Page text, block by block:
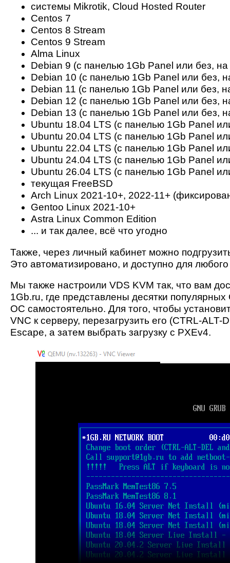
системы Mikrotik, Cloud Hosted Router
Centos 7
Centos 8 Stream
Centos 9 Stream
Alma Linux
Debian 9 (с панелью 1Gb Panel или без,
Debian 10 (с панелью 1Gb Panel или без,
Debian 11 (с панелью 1Gb Panel или без,
Debian 12 (с панелью 1Gb Panel или без,
Debian 13 (с панелью 1Gb Panel или без,
Ubuntu 18.04 LTS (с панелью 1Gb Panel
Ubuntu 20.04 LTS (с панелью 1Gb Panel
Ubuntu 22.04 LTS (с панелью 1Gb Panel
Ubuntu 24.04 LTS (с панелью 1Gb Panel
Ubuntu 26.04 LTS (с панелью 1Gb Panel
текущая FreeBSD
Arch Linux 2021-10+, 2022-11+
Gentoo Linux 2021-10+
Astra Linux Common Edition
... и так далее, всё что угодно
Также, через личный кабинет можно
Это автоматизировано, и доступно для
Мы также настроили VDS KVM так, что вам
1Gb.ru, где представлены десятки
ОС самостоятельно. Для того, чтобы
VNC к серверу, перезагрузить его (CTRL-
Escape, а затем выбрать загрузку с PXEv4.